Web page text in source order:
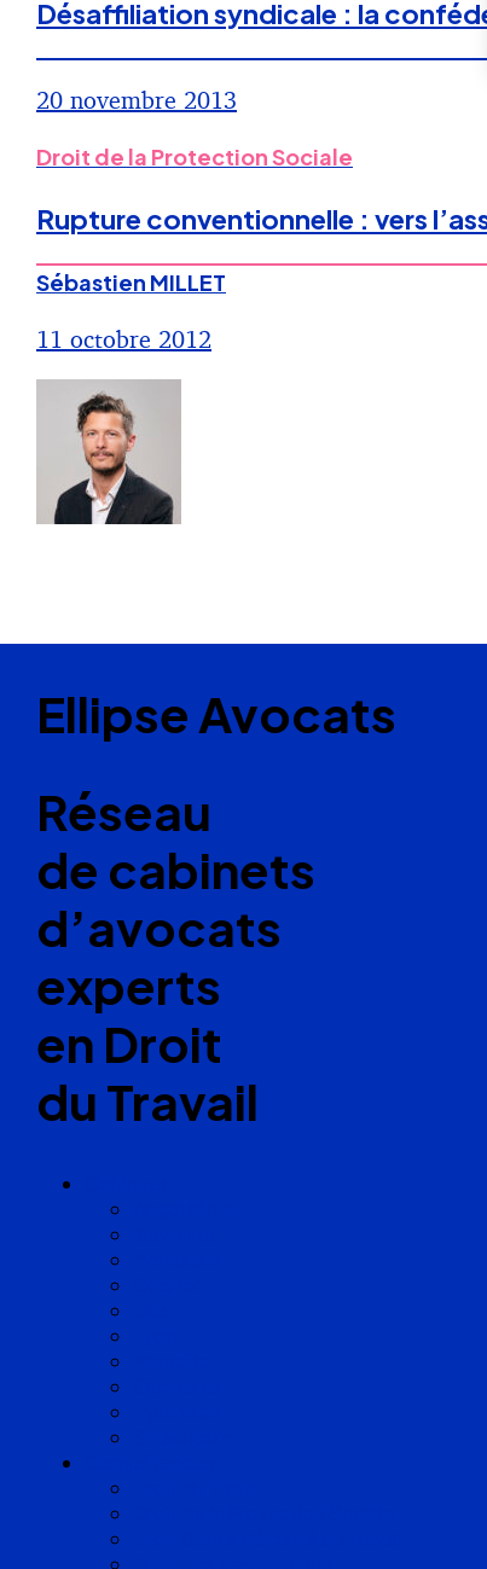
Désaffiliation syndicale : la
20 novembre 2013
Droit de la Protection Sociale
Rupture conventionnelle : vers
Sébastien MILLET
11 octobre 2012
Ellipse Avocats
Réseau
de cabinets
d’avocats
experts
en Droit
du Travail